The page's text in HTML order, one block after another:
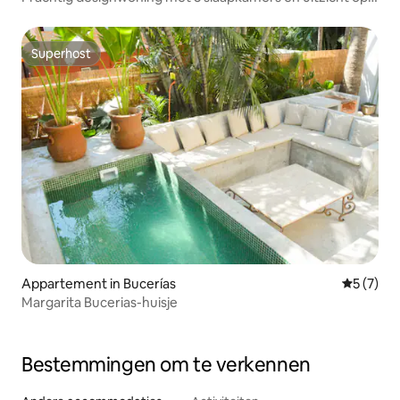
Superhost
Superhost
Appartement in Bucerías
5 (7)
Margarita Bucerias-huisje
Bestemmingen om te verkennen